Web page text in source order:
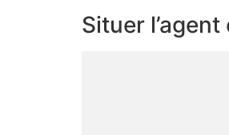
Situer